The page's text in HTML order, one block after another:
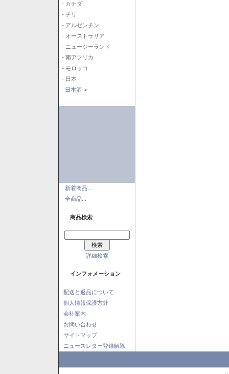
- カナダ
- チリ
- アルゼンチン
- オーストラリア
- ニュージーランド
- 南アフリカ
- モロッコ
- 日本
日本酒->
新着商品...
全商品...
商品検索
詳細検索
インフォメーション
配送と返品について
個人情報保護方針
会社案内
お問い合わせ
サイトマップ
ニュースレター登録解除